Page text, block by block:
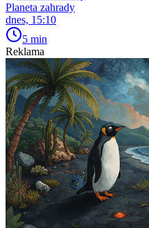
Planeta zahrady
dnes, 15:10
5 min
Reklama